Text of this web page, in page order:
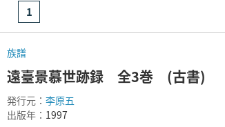
1
族譜
遠臺景慕世跡録 全3巻 (古書)
発行元： 李原五
出版年： 1997